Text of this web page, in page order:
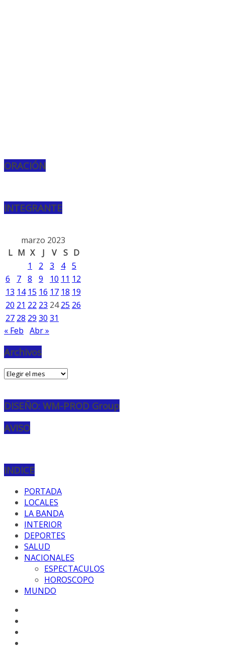
ORACIÓN
INTEGRANTE
marzo 2023
L M X J V S D
1
2 3 4 5
6
7 8 9 10 11 12
13 14 15 16 17 18 19
20 21 22 23 24 25 26
27 28 29 30 31
« Feb Abr »
Archivos
Archivos
DISEÑO: WM-PROD Group
AVISO
INDICE
PORTADA
LOCALES
LA BANDA
INTERIOR
DEPORTES
SALUD
NACIONALES
ESPECTACULOS
HOROSCOPO
MUNDO